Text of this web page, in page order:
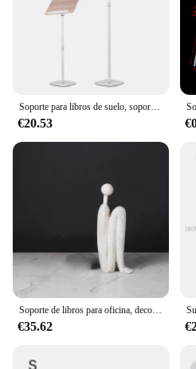
Soporte para libros de suelo, soporte para libros, ángulo de lectura ajustable estable, soporte de exhibición para tableta, soporte para libros
€20.53
Soporte de libros para oficina, decoración de personaje abstracto, minimalista, moderno, modelo de almacenamiento para habitación y estudio
€35.62